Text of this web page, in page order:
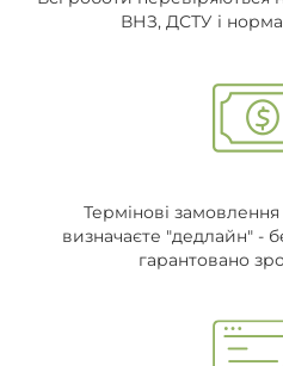
ВНЗ, ДСТУ і
Термінові
визначаєте "дедлайн" -
гарантовано